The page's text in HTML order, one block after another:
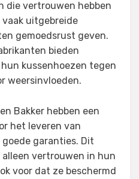
die vertrouwen hebben
uitgebreide
gemoedsrust geven.
bieden
kussenhoezen tegen
weersinvloeden.
Bakker hebben een
het leveren van
garanties. Dit
vertrouwen in hun
voor dat ze beschermd